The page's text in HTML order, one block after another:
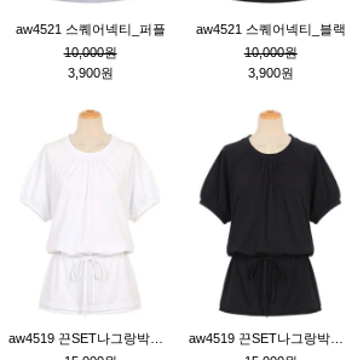
aw4521 스퀘어넥티_퍼플
10,000원
3,900원
aw4521 스퀘어넥티_블랙
10,000원
3,900원